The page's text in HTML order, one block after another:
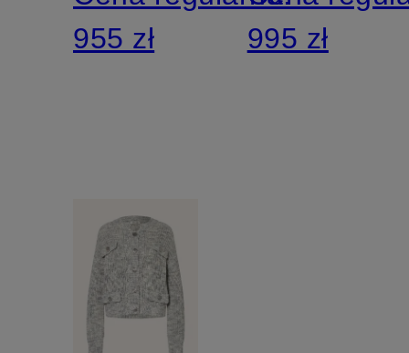
955 zł
995 zł